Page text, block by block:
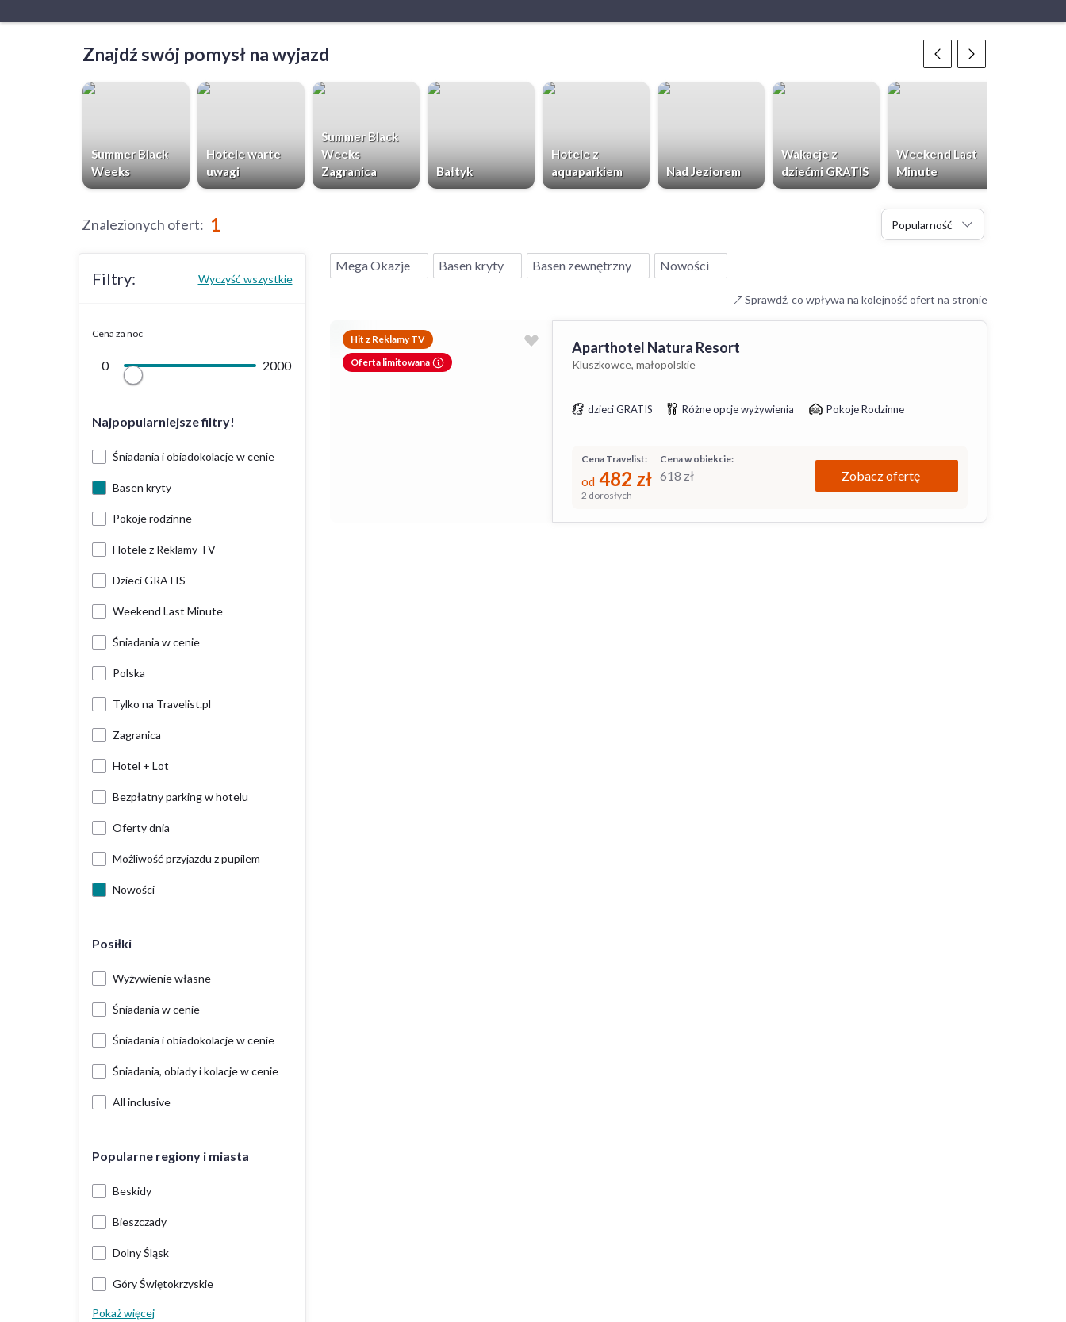
Znajdź swój pomysł na wyjazd
Summer Black
Weeks
Hotele warte
uwagi
Summer Black
Weeks
Zagranica
Bałtyk
Hotele z
aquaparkiem
Nad Jeziorem
Wakacje z
dziećmi GRATIS
Weekend Last
Minute
Znalezionych ofert: 1 Popularność
Filtry: Wyczyść wszystkie
Cena za noc
0 2000
Najpopularniejsze filtry!
Śniadania i obiadokolacje w cenie
Basen kryty
Pokoje rodzinne
Hotele z Reklamy TV
Dzieci GRATIS
Weekend Last Minute
Śniadania w cenie
Polska
Tylko na Travelist.pl
Zagranica
Hotel + Lot
Bezpłatny parking w hotelu
Oferty dnia
Możliwość przyjazdu z pupilem
Nowości
Posiłki
Wyżywienie własne
Śniadania w cenie
Śniadania i obiadokolacje w cenie
Śniadania, obiady i kolacje w cenie
All inclusive
Popularne regiony i miasta
Beskidy
Bieszczady
Dolny Śląsk
Góry Świętokrzyskie
Pokaż więcej
Mega Okazje Basen kryty Basen zewnętrzny Nowości
Sprawdź, co wpływa na kolejność ofert na stronie
Hit z Reklamy TV
Oferta limitowana
Aparthotel Natura Resort
Kluszkowce, małopolskie
dzieci GRATIS Różne opcje wyżywienia Pokoje Rodzinne
Cena w obiekcie:
618 zł
Cena Travelist:
od 482 zł
2 dorosłych
Zobacz ofertę